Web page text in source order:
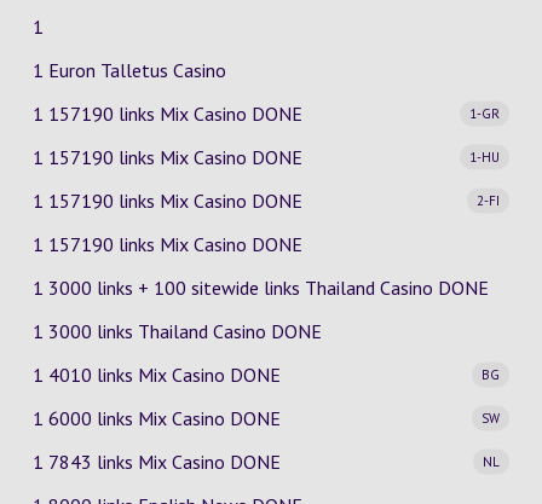
1
1 Euron Talletus Casino
1 157190 links Mix Casino
1-GR
DONE
1 157190 links Mix Casino
1-HU
DONE
1 157190 links Mix Casino
2-FI
DONE
1 157190 links Mix Casino DONE
1 3000 links + 100 sitewide links Thailand Casino DONE
1 3000 links Thailand Casino DONE
1 4010 links Mix Casino
BG
DONE
1 6000 links Mix Casino
SW
DONE
1 7843 links Mix Casino
NL
DONE